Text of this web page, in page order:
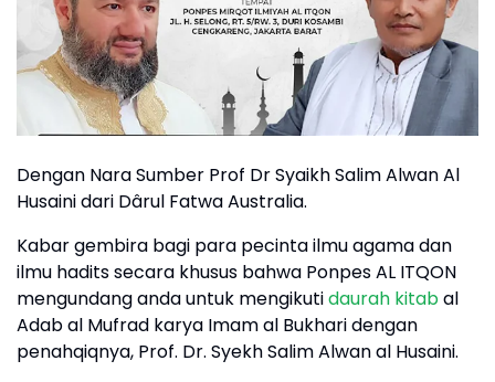
Dengan Nara Sumber Prof Dr Syaikh Salim Alwan Al
Husaini dari Dârul Fatwa Australia.
Kabar gembira bagi para pecinta ilmu agama dan
ilmu hadits secara khusus bahwa Ponpes AL ITQON
mengundang anda untuk mengikutidaurah kitabal
Adab al Mufrad karya Imam al Bukhari dengan
penahqiqnya, Prof. Dr. Syekh Salim Alwan al Husaini.